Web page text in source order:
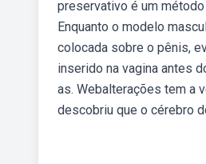
preservativo é um
Enquanto o modelo
colocada sobre o pênis,
inserido na vagina antes
as. Webalterações tem a
descobriu que o cérebro